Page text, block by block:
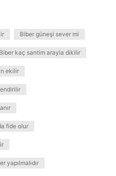
Biber güneşi sever mi
Biber kaç santim arayla dikilir
ekilir
fide olur
yapılmalıdır